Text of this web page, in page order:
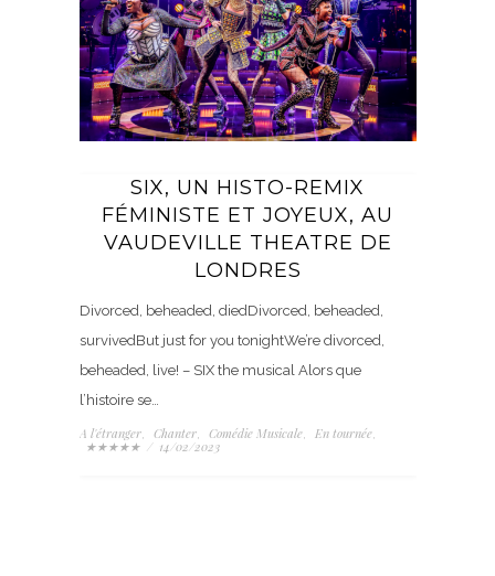
SIX, UN HISTO-REMIX
FÉMINISTE ET JOYEUX, AU
VAUDEVILLE THEATRE DE
LONDRES
Divorced, beheaded, diedDivorced, beheaded,
survivedBut just for you tonightWe’re divorced,
beheaded, live! – SIX the musical Alors que
l’histoire se…
A l'étranger, Chanter, Comédie Musicale, En tournée,
★★★★★ / 14/02/2023